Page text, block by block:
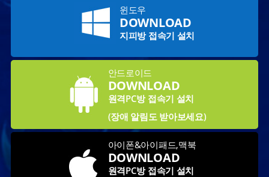
윈도우
DOWNLOAD
지피방 접속기 설치
안드로이드
DOWNLOAD
원격PC방 접속기 설치
(장애 알림도 받아보세요)
아이폰&아이패드,맥북
DOWNLOAD
원격PC방 접속기 설치